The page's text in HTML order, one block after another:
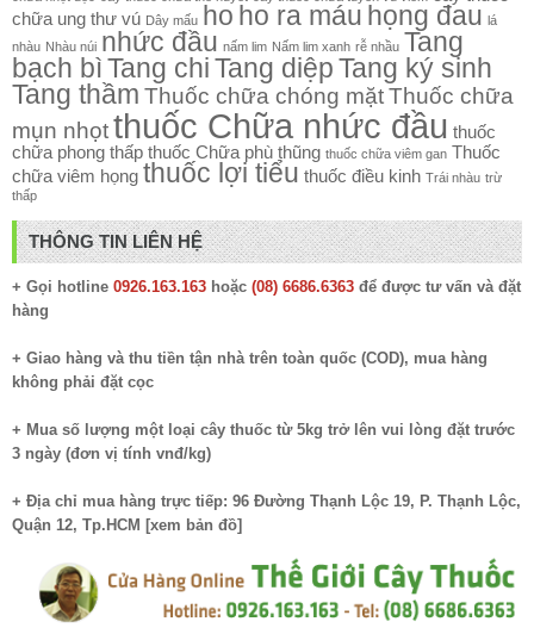
chữa ung thư vú Dây mấu ho ho ra máu họng đau lá
nhàu Nhàu núi nhức đầu nấm lim Nấm lim xanh rễ nhầu Tang
bạch bì Tang chi Tang diệp Tang ký sinh
Tang thầm Thuốc chữa chóng mặtThuốc chữa
mụn nhọtthuốc Chữa nhức đầu thuốc
chữa phong thấp thuốc Chữa phù thũng thuốc chữa viêm gan Thuốc
chữa viêm họng thuốc lợi tiểu thuốc điều kinh Trái nhàu trừ
thấp
THÔNG TIN LIÊN HỆ
+ Gọi hotline 0926.163.163 hoặc (08) 6686.6363 để được tư vấn và đặt
hàng
+ Giao hàng và thu tiền tận nhà trên toàn quốc (COD), mua hàng
không phải đặt cọc
+ Mua số lượng một loại cây thuốc từ 5kg trở lên vui lòng đặt trước
3 ngày (đơn vị tính vnđ/kg)
+ Địa chỉ mua hàng trực tiếp: 96 Đường Thạnh Lộc 19, P. Thạnh Lộc,
Quận 12, Tp.HCM [xem bản đồ]